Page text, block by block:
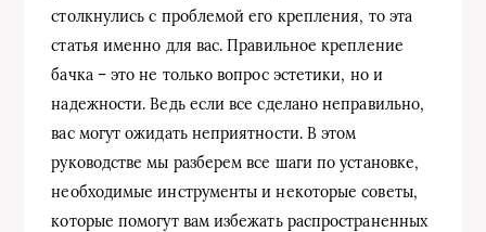
столкнулись с проблемой его крепления, то эта
статья именно для вас. Правильное крепление
бачка – это не только вопрос эстетики, но и
надежности. Ведь если все сделано неправильно,
вас могут ожидать неприятности. В этом
руководстве мы разберем все шаги по установке,
необходимые инструменты и некоторые советы,
которые помогут вам избежать распространенных